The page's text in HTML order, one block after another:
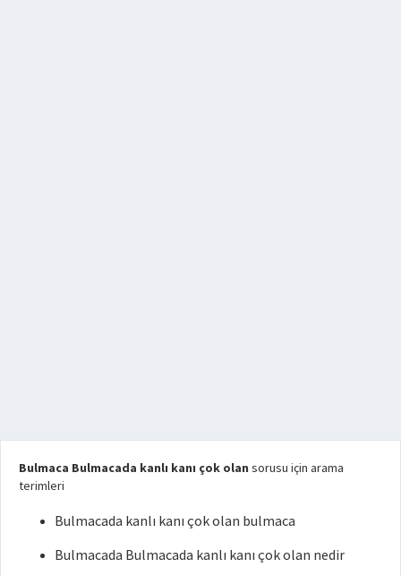
Bulmaca Bulmacada kanlı kanı çok olan sorusu için arama
terimleri
Bulmacada kanlı kanı çok olan bulmaca
Bulmacada Bulmacada kanlı kanı çok olan nedir